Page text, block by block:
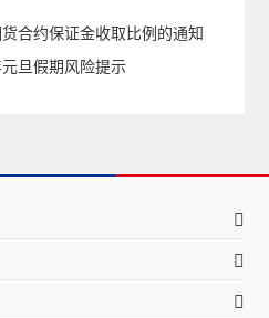
合约保证金收取比例的通知
旦假期风险提示